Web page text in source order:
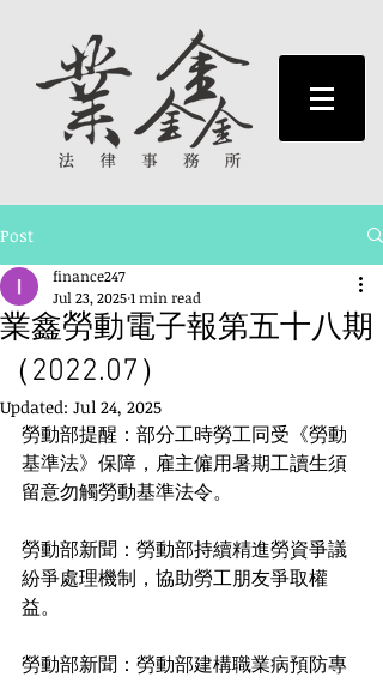
Post
業鑫勞動電子報第五十八期
（2022.07）
finance247
Jul 23, 20251 min read
Updated: Jul 24, 2025
勞動部提醒：部分工時勞工同受《勞動
基準法》保障，雇主僱用暑期工讀生須
留意勿觸勞動基準法令。
勞動部新聞：勞動部持續精進勞資爭議
紛爭處理機制，協助勞工朋友爭取權
益。
勞動部新聞：勞動部建構職業病預防專